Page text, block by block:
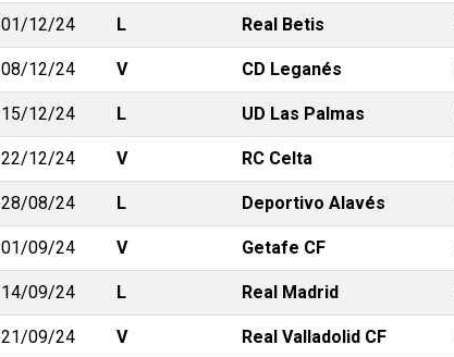
01/12/24 L Real Betis
08/12/24 V CD Leganés
15/12/24 L UD Las Palmas
22/12/24 V RC Celta
28/08/24 L Deportivo Alavés
01/09/24 V Getafe CF
14/09/24 L Real Madrid
21/09/24 V Real Valladolid CF